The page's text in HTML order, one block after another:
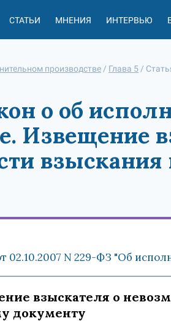
СТАТЬИ МНЕНИЯ ИНТЕРВЬЮ
производстве / Глава 5 /
о об
Извещение
02.10.2007 N 229-ФЗ "Об
взыскателя о
документу